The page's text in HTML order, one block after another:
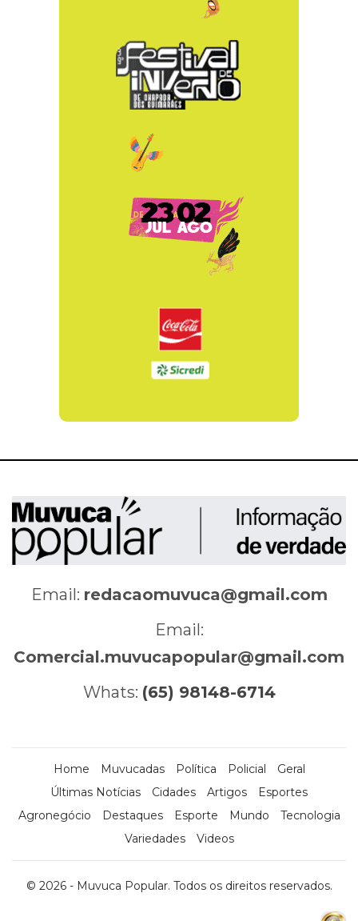
Email: redacaomuvuca@gmail.com
Email:
Comercial.muvucapopular@gmail.com
Whats: (65) 98148-6714
Home Muvucadas Política Policial
Geral
Últimas Notícias
Cidades Artigos
Esportes
Agronegócio
Destaques Esporte Mundo
Tecnologia
Variedades
Videos
© 2026 - Muvuca Popular. Todos os direitos reservados.